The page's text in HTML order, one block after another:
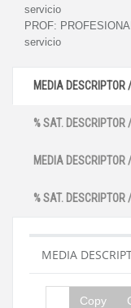
servicio
PROF:
servicio
MEDIA DESCRIPTOR
% SAT. DESCRIPTOR
MEDIA DESCRIPTOR
% SAT. DESCRIPTOR
MEDIA
Copy